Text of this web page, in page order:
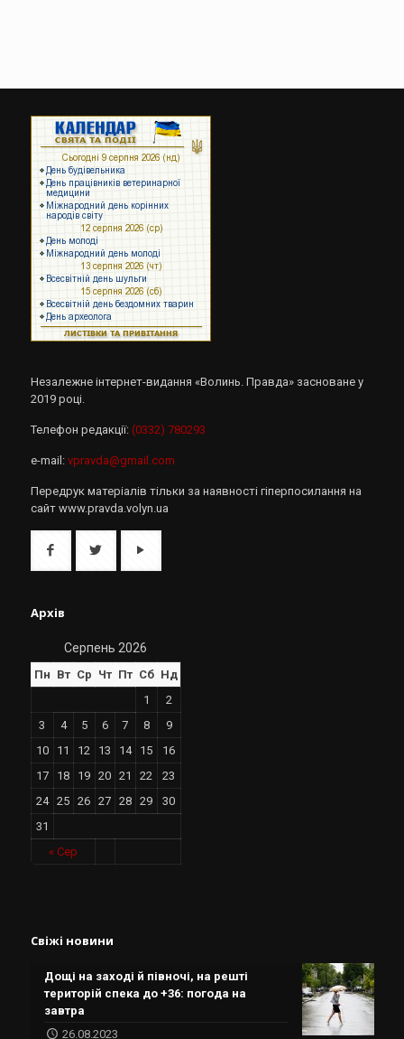
Незалежне інтернет-видання «Волинь. Правда» засноване у
2019 році.
Телефон редакції: (0332) 780293
e-mail: vpravda@gmail.com
Передрук матеріалів тільки за наявності гіперпосилання на
сайт www.pravda.volyn.ua
Архів
Серпень 2026
Пн Вт Ср Чт Пт Сб Нд
« Сер
1
2
3
4 5 6 7 8
9
10
11 12 13 14 15
16
17
18 19 20 21 22
23
24
25 26 27 28 29
30
31
Свіжі новини
Дощі на заході й півночі, на решті
територій спека до +36: погода на
завтра
26.08.2023